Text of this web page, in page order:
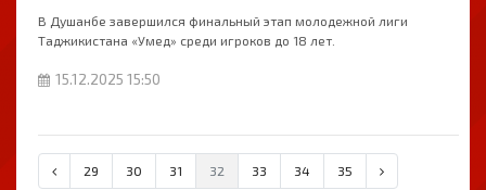
В Душанбе завершился финальный этап молодежной лиги
Таджикистана «Умед» среди игроков до 18 лет.
15.12.2025 15:50
29 30 31 32 33 34 35